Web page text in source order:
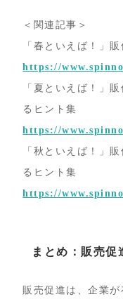
＜関連記事＞
「春といえば！」
https://
「夏といえば！」
るヒント集
https://
「秋といえば！」
るヒント集
https://
まとめ：販売促
販売促進は、企業